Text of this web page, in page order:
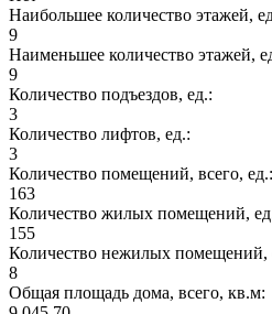
Наибольшее количество этажей,
9
Наименьшее количество этажей,
9
Количество подъездов, ед.:
3
Количество лифтов, ед.:
3
Количество помещений, всего, ед.:
163
Количество жилых помещений,
155
Количество нежилых помещений,
8
Общая площадь дома, всего, кв.м: